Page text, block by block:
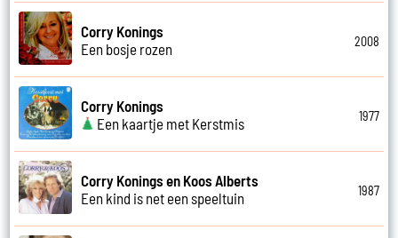
Corry Konings
Een bosje rozen
2008
Corry Konings
Een kaartje met Kerstmis
1977
Corry Konings en Koos Alberts
Een kind is net een speeltuin
1987